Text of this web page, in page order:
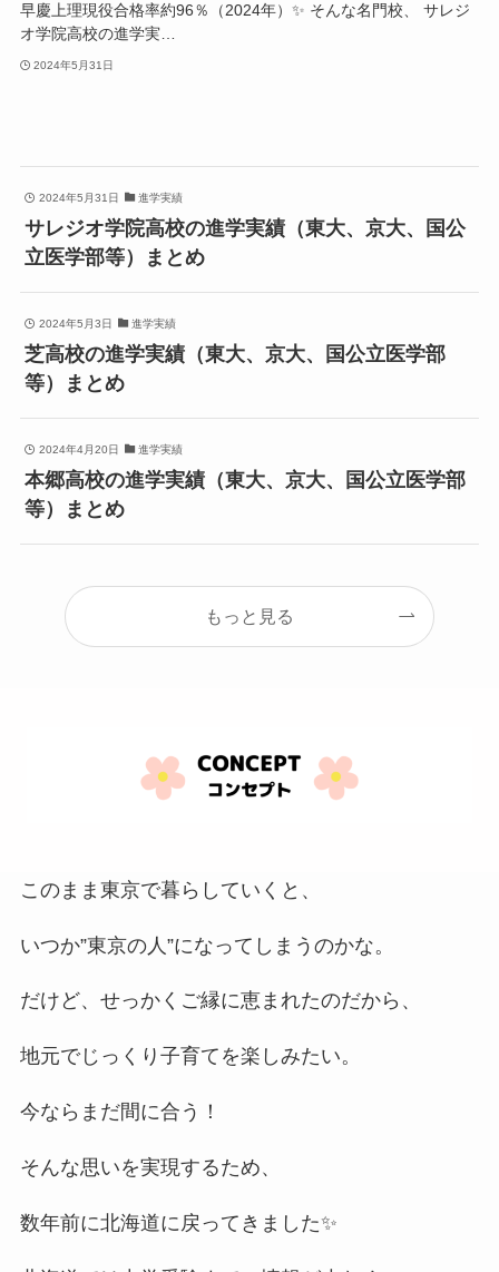
早慶上理現役合格率約96％（2024年）✨ そんな名門校、 サレジ
オ学院高校の進学実…
2024年5月31日
2024年5月31日 進学実績
サレジオ学院高校の進学実績（東大、京大、国公
立医学部等）まとめ
2024年5月3日 進学実績
芝高校の進学実績（東大、京大、国公立医学部
等）まとめ
2024年4月20日 進学実績
本郷高校の進学実績（東大、京大、国公立医学部
等）まとめ
もっと見る
このまま東京で暮らしていくと、
いつか”東京の人”になってしまうのかな。
だけど、せっかくご縁に恵まれたのだから、
地元でじっくり子育てを楽しみたい。
今ならまだ間に合う！
そんな思いを実現するため、
数年前に北海道に戻ってきました✨